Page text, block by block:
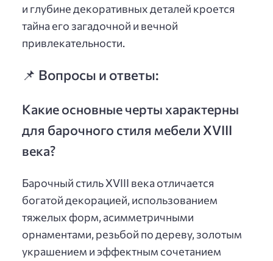
и глубине декоративных деталей кроется
тайна его загадочной и вечной
привлекательности.
📌 Вопросы и ответы:
Какие основные черты характерны
для барочного стиля мебели XVIII
века?
Барочный стиль XVIII века отличается
богатой декорацией, использованием
тяжелых форм, асимметричными
орнаментами, резьбой по дереву, золотым
украшением и эффектным сочетанием